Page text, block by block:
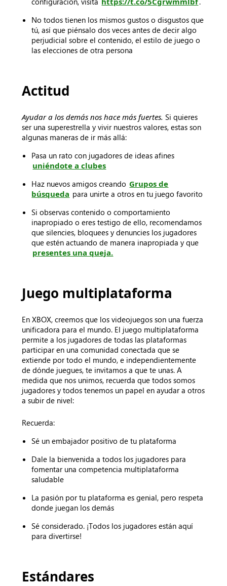
No todos tienen los mismos gustos o disgustos que
tú, así que piénsalo dos veces antes de decir algo
perjudicial sobre el contenido, el estilo de juego o
las elecciones de otra persona
Actitud
Ayudar a los demás nos hace más fuertes. Si quieres
ser una superestrella y vivir nuestros valores, estas son
algunas maneras de ir más allá:
Pasa un rato con jugadores de ideas afines
uniéndote a clubes
Haz nuevos amigos creando Grupos de
búsqueda para unirte a otros en tu juego favorito
Si observas contenido o comportamiento
inapropiado o eres testigo de ello, recomendamos
que silencies, bloquees y denuncies los jugadores
que estén actuando de manera inapropiada y que
presentes una queja.
Juego multiplataforma
En XBOX, creemos que los videojuegos son una fuerza
unificadora para el mundo. El juego multiplataforma
permite a los jugadores de todas las plataformas
participar en una comunidad conectada que se
extiende por todo el mundo, e independientemente
de dónde juegues, te invitamos a que te unas. A
medida que nos unimos, recuerda que todos somos
jugadores y todos tenemos un papel en ayudar a otros
a subir de nivel:
Recuerda:
Sé un embajador positivo de tu plataforma
Dale la bienvenida a todos los jugadores para
fomentar una competencia multiplataforma
saludable
La pasión por tu plataforma es genial, pero respeta
donde juegan los demás
Sé considerado. ¡Todos los jugadores están aquí
para divertirse!
Estándares